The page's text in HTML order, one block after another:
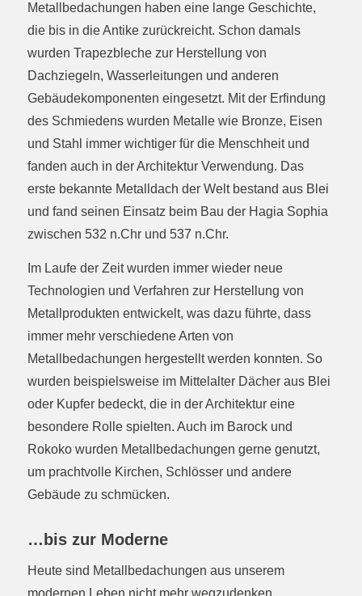
Metallbedachungen haben eine lange Geschichte,
die bis in die Antike zurückreicht. Schon damals
wurden Trapezbleche zur Herstellung von
Dachziegeln, Wasserleitungen und anderen
Gebäudekomponenten eingesetzt. Mit der Erfindung
des Schmiedens wurden Metalle wie Bronze, Eisen
und Stahl immer wichtiger für die Menschheit und
fanden auch in der Architektur Verwendung. Das
erste bekannte Metalldach der Welt bestand aus Blei
und fand seinen Einsatz beim Bau der Hagia Sophia
zwischen 532 n.Chr und 537 n.Chr.
Im Laufe der Zeit wurden immer wieder neue
Technologien und Verfahren zur Herstellung von
Metallprodukten entwickelt, was dazu führte, dass
immer mehr verschiedene Arten von
Metallbedachungen hergestellt werden konnten. So
wurden beispielsweise im Mittelalter Dächer aus Blei
oder Kupfer bedeckt, die in der Architektur eine
besondere Rolle spielten. Auch im Barock und
Rokoko wurden Metallbedachungen gerne genutzt,
um prachtvolle Kirchen, Schlösser und andere
Gebäude zu schmücken.
…bis zur Moderne
Heute sind Metallbedachungen aus unserem
modernen Leben nicht mehr wegzudenken.